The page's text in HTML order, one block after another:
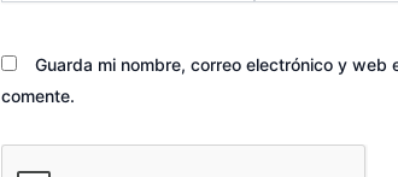
Guarda mi nombre, correo electrónico y
comente.